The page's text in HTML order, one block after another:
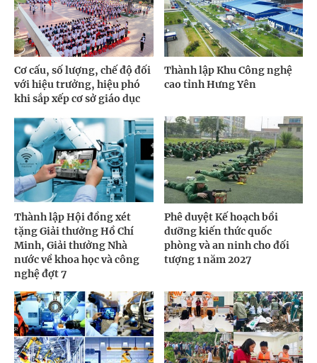
Cơ cấu, số lượng, chế độ đối
với hiệu trưởng, hiệu phó
khi sắp xếp cơ sở giáo dục
Thành lập Khu Công nghệ
cao tỉnh Hưng Yên
Thành lập Hội đồng xét
tặng Giải thưởng Hồ Chí
Minh, Giải thưởng Nhà
nước về khoa học và công
nghệ đợt 7
Phê duyệt Kế hoạch bồi
dưỡng kiến thức quốc
phòng và an ninh cho đối
tượng 1 năm 2027